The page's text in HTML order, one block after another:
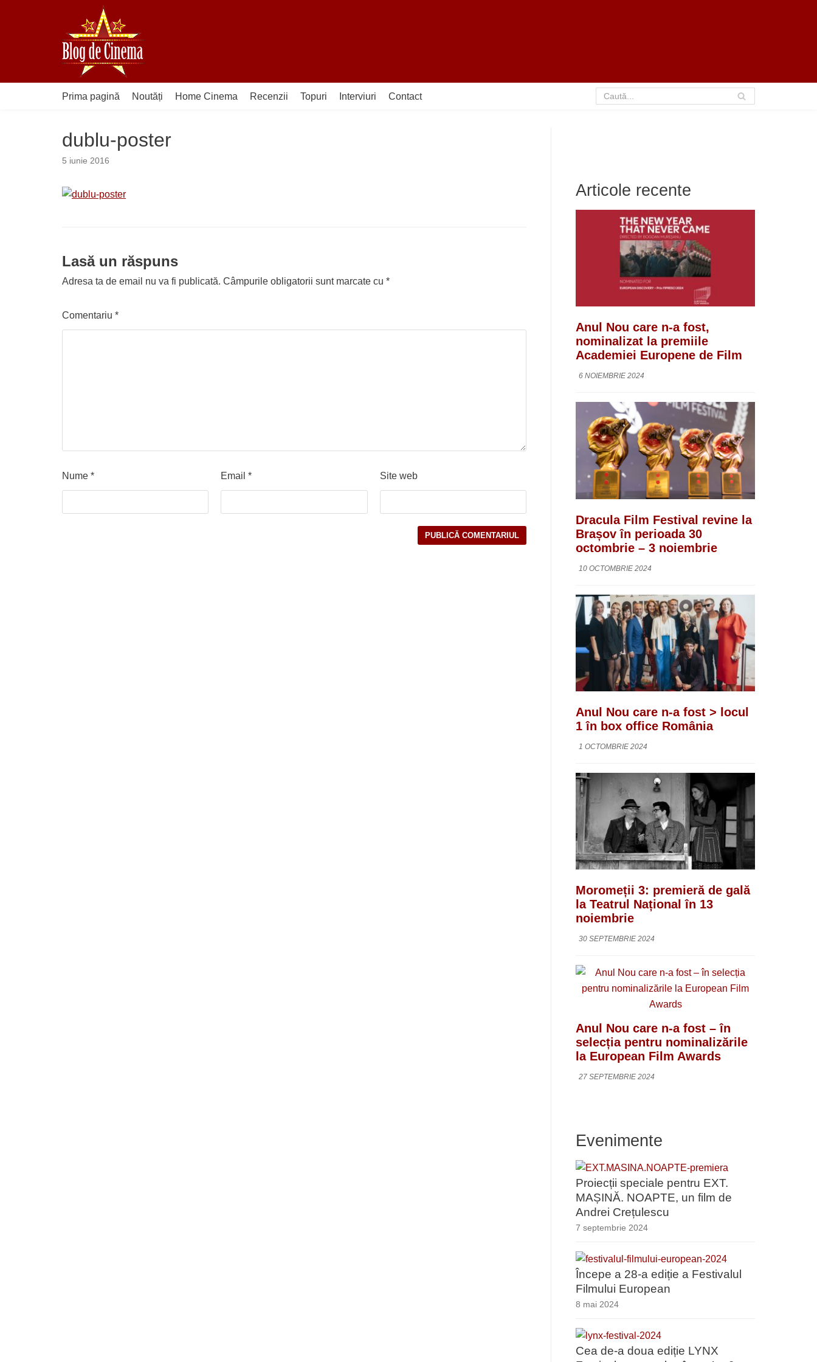
Prima pagină Noutăți Home Cinema Recenzii Topuri Interviuri Contact
dublu-poster
5 iunie 2016
Lasă un răspuns
Adresa ta de email nu va fi publicată. Câmpurile obligatorii sunt marcate cu *
Comentariu *
Nume * Email* Site web
Articole recente
Anul Nou care n-a fost,
nominalizat la premiile
Academiei Europene de Film
6 NOIEMBRIE 2024
Dracula Film Festival revine la
Brașov în perioada 30
octombrie – 3 noiembrie
10 OCTOMBRIE 2024
Anul Nou care n-a fost > locul
1 în box office România
1 OCTOMBRIE 2024
Moromeții 3: premieră de gală
la Teatrul Național în 13
noiembrie
30 SEPTEMBRIE 2024
Anul Nou care n-a fost – în
selecția pentru nominalizările
la European Film Awards
27 SEPTEMBRIE 2024
Evenimente
Proiecții speciale pentru EXT.
MAȘINĂ. NOAPTE, un film de
Andrei Crețulescu
7 septembrie 2024
Începe a 28-a ediție a Festivalul
Filmului European
8 mai 2024
Cea de-a doua ediție LYNX